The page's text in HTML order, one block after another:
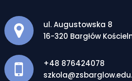
Adres pocztowy:
ul. Augustowska 8
16-320 Bargłów
+48 876424078